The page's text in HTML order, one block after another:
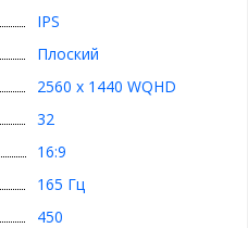
IPS
Плоский
2560 x 1440 WQHD
32
16:9
165 Гц
450